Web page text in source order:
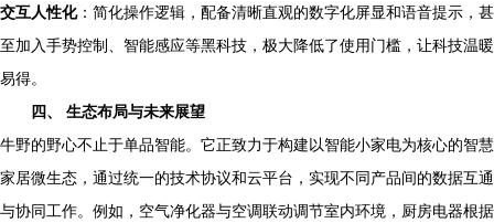
交互人性化：简化操作逻辑，配备清晰直观的数字化屏显和语音提示，甚
至加入手势控制、智能感应等黑科技，极大降低了使用门槛，让科技温暖
易得。
四、 生态布局与未来展望
牛野的野心不止于单品智能。它正致力于构建以智能小家电为核心的智慧
家居微生态，通过统一的技术协议和云平台，实现不同产品间的数据互通
与协同工作。例如，空气净化器与空调联动调节室内环境，厨房电器根据